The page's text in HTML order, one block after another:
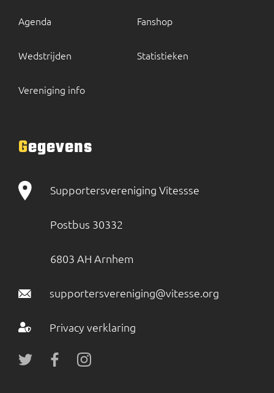
Agenda
Wedstrijden
Vereniging info
Fanshop
Statistieken
Gegevens
Supportersvereniging Vitessse
Postbus 30332
6803 AH Arnhem
supportersvereniging@vitesse.org
Privacy verklaring